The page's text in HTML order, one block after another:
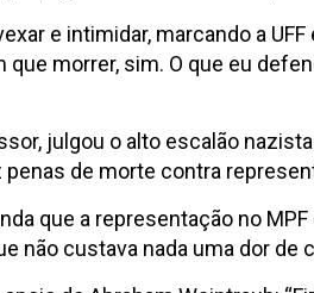
e intimidar, marcando a
morrer, sim. O que eu
julgou o alto escalão
de morte contra
que a representação no
não custava nada uma dor de